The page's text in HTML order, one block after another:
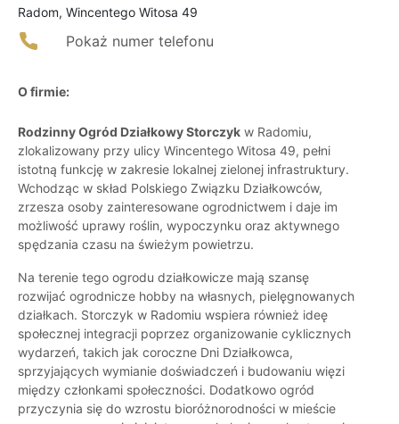
Radom, Wincentego Witosa 49
Pokaż numer telefonu
O firmie:
Rodzinny Ogród Działkowy Storczyk w Radomiu,
zlokalizowany przy ulicy Wincentego Witosa 49, pełni
istotną funkcję w zakresie lokalnej zielonej infrastruktury.
Wchodząc w skład Polskiego Związku Działkowców,
zrzesza osoby zainteresowane ogrodnictwem i daje im
możliwość uprawy roślin, wypoczynku oraz aktywnego
spędzania czasu na świeżym powietrzu.
Na terenie tego ogrodu działkowicze mają szansę
rozwijać ogrodnicze hobby na własnych, pielęgnowanych
działkach. Storczyk w Radomiu wspiera również ideę
społecznej integracji poprzez organizowanie cyklicznych
wydarzeń, takich jak coroczne Dni Działkowca,
sprzyjających wymianie doświadczeń i budowaniu więzi
między członkami społeczności. Dodatkowo ogród
przyczynia się do wzrostu bioróżnorodności w mieście